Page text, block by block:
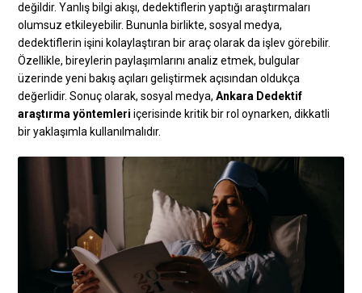
değildir. Yanlış bilgi akışı, dedektiflerin yaptığı araştırmaları
olumsuz etkileyebilir. Bununla birlikte, sosyal medya,
dedektiflerin işini kolaylaştıran bir araç olarak da işlev görebilir.
Özellikle, bireylerin paylaşımlarını analiz etmek, bulgular
üzerinde yeni bakış açıları geliştirmek açısından oldukça
değerlidir. Sonuç olarak, sosyal medya,Ankara Dedektif
araştırma yöntemleri içerisinde kritik bir rol oynarken, dikkatli
bir yaklaşımla kullanılmalıdır.